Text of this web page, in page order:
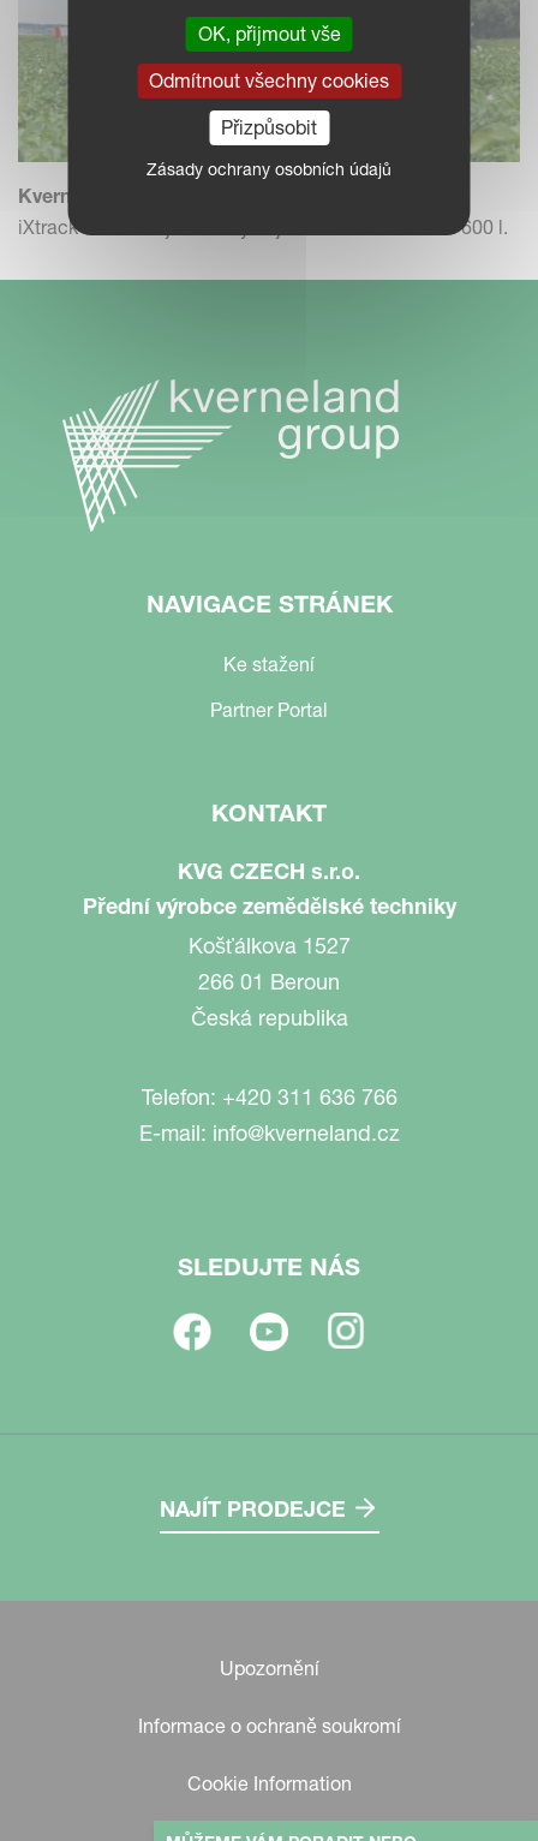
Kverneland iXtrack T6
iXtrack T6 nabízí jmenovitý objem nádrže 6400 l a 7600 l.
NAVIGACE STRÁNEK
Ke stažení
Partner Portal
KONTAKT
KVG CZECH s.r.o.
Přední výrobce zemědělské techniky
Košťálkova 1527
266 01 Beroun
Česká republika
Telefon: +420 311 636 766
E-mail: info@kverneland.cz
SLEDUJTE NÁS
NAJÍT PRODEJCE
Upozornění
Informace o ochraně soukromí
Cookie Information
OK, přijmout vše
Odmítnout všechny cookies
Přizpůsobit
Zásady ochrany osobních údajů